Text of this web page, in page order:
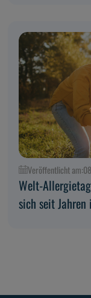
Veröffentlicht am:
Welt-
sich seit